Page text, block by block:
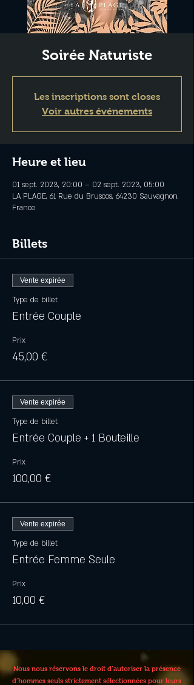
Soirée Naturiste
Les inscriptions sont closes
Voir autres événements
Heure et lieu
01 sept. 2023, 20:00 – 02 sept. 2023, 05:00
LA PLAGE, 61 Rue du Bruscos, 64230 Sauvagnon,
France
Billets
Vente expirée
Type de billet
Entrée Couple
Prix
45,00 €
Vente expirée
Type de billet
Entrée Couple + 1 Bouteille
Prix
100,00 €
Vente expirée
Type de billet
Entrée Femme Seule
Prix
10,00 €
Nous nous réservons le droit d’autoriser la présence
d’hommes seuls strictement sélectionnées pour leurs